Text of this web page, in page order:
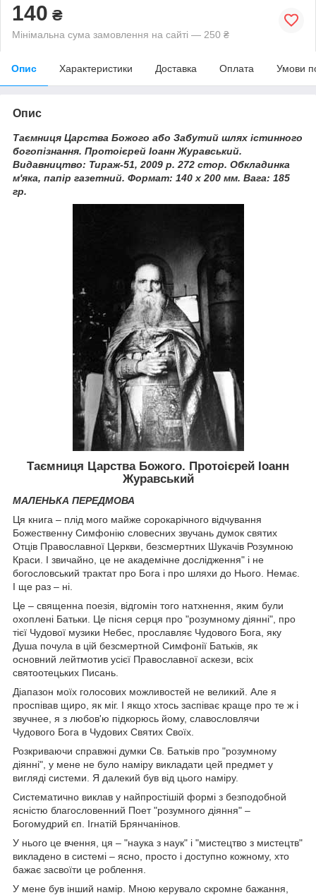
140 ₴
Мінімальна сума замовлення на сайті — 250 ₴
Опис Характеристики Доставка Оплата Умови
Опис
Таємниця Царства Божого або Забутий шлях істинного
богопізнання. Протоієрей Іоанн Журавський.
Видавництво: Тираж-51, 2009 р. 272 стор. Обкладинка
м'яка, папір газетний. Формат: 140 х 200 мм. Вага: 185
гр.
Таємниця Царства Божого. Протоієрей Іоанн
Журавський
МАЛЕНЬКА ПЕРЕДМОВА
Ця книга – плід мого майже сорокарічного відчування
Божественну Симфонію словесних звучань думок святих
Отців Православної Церкви, безсмертних Шукачів Розумною
Краси. І звичайно, це не академічне дослідження" і не
богословський трактат про Бога і про шляхи до Нього. Немає.
І ще раз – ні.
Це – священна поезія, відгомін того натхнення, яким були
охоплені Батьки. Це пісня серця про "розумному діянні", про
тієї Чудової музики Небес, прославляє Чудового Бога, яку
Душа почула в цій безсмертной Симфонії Батьків, як
основний лейтмотив усієї Православної аскези, всіх
святоотецьких Писань.
Діапазон моїх голосових можливостей не великий. Але я
проспівав щиро, як міг. І якщо хтось заспіває краще про те ж і
звучнее, я з любов'ю підкорюсь йому, славословлячи
Чудового Бога в Чудових Святих Своїх.
Розкриваючи справжні думки Св. Батьків про "розумному
діянні", у мене не було наміру викладати цей предмет у
вигляді системи. Я далекий був від цього наміру.
Систематично виклав у найпростішій формі з безподобной
ясністю благословенний Поет "розумного діяння" –
Богомудрий єп. Ігнатій Брянчанінов.
У нього це вчення, ця – "наука з наук" і "мистецтво з мистецтв"
викладено в системі – ясно, просто і доступно кожному, хто
бажає засвоїти це роблення.
У мене був інший намір. Мною керувало скромне бажання,